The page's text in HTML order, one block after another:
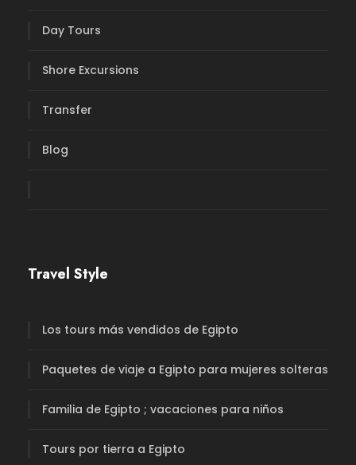
Day Tours
Shore Excursions
Transfer
Blog
Travel Style
Los tours más vendidos de Egipto
Paquetes de viaje a Egipto para mujeres solteras
Familia de Egipto ; vacaciones para niños
Tours por tierra a Egipto